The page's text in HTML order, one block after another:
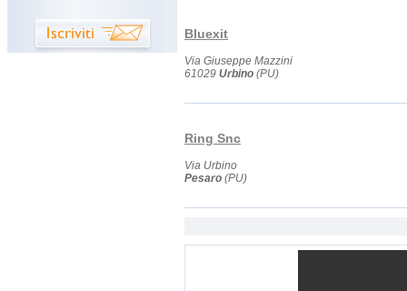
Bluexit
Via Giuseppe Mazzini
61029 Urbino (PU)
Ring Snc
Via Urbino
Pesaro (PU)